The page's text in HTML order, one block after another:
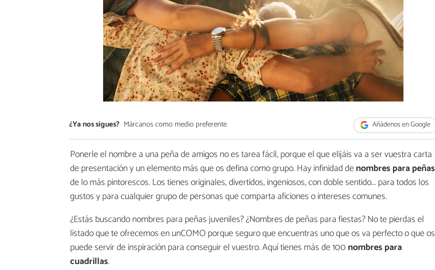
¿Ya nos sigues? Márcanos como medio preferente Añádenos en Google
Ponerle el nombre a una peña de amigos no es tarea fácil, porque el que elijáis va a ser vuestra carta
de presentación y un elemento más que os defina como grupo. Hay infinidad denombres para peñas
de lo más pintorescos. Los tienes originales, divertidos, ingeniosos, con doble sentido... para todos los
gustos y para cualquier grupo de personas que comparta aficiones o intereses comunes.
¿Estás buscando nombres para peñas juveniles? ¿Nombres de peñas para fiestas? No te pierdas el
listado que te ofrecemos en unCOMO porque seguro que encuentras uno que os va perfecto o que os
puede servir de inspiración para conseguir el vuestro. Aquí tienes más de 100 nombres para
cuadrillas.